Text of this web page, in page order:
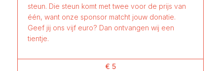
steun. Die steun komt met twee voor de prijs van
één, want onze sponsor matcht jouw donatie.
Geef jij ons vijf euro? Dan ontvangen wij een
tientje.
€ 5